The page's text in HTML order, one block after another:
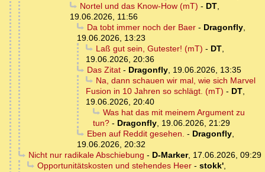
Nortel und das Know-How (mT) - DT,
19.06.2026, 11:56
Da tobt immer noch der Baer- Dragonfly,
19.06.2026, 13:23
Laß gut sein, Gutester! (mT) - DT,
19.06.2026, 20:36
Das Zitat- Dragonfly, 19.06.2026, 13:35
Na, dann schauen wir mal, wie sich Marvel
Fusion in 10 Jahren so schlägt. (mT) - DT,
19.06.2026, 20:40
Was hat das mit meinem Argument zu
tun? - Dragonfly, 19.06.2026, 21:29
Eben auf Reddit gesehen. - Dragonfly,
19.06.2026, 20:32
Nicht nur radikale Abschiebung - D-Marker, 17.06.2026, 09:29
Opportunitätskosten und stehendes Heer- stokk',